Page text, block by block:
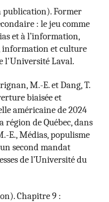
publication). Former
: le jeu comme
et à l’information,
information et culture
l'Université Laval.
M.-E. et Dang, T.
biaisée et
américaine de 2024
région de Québec, dans
E., Médias, populisme
second mandat
de l’Université du
Chapitre 9 :